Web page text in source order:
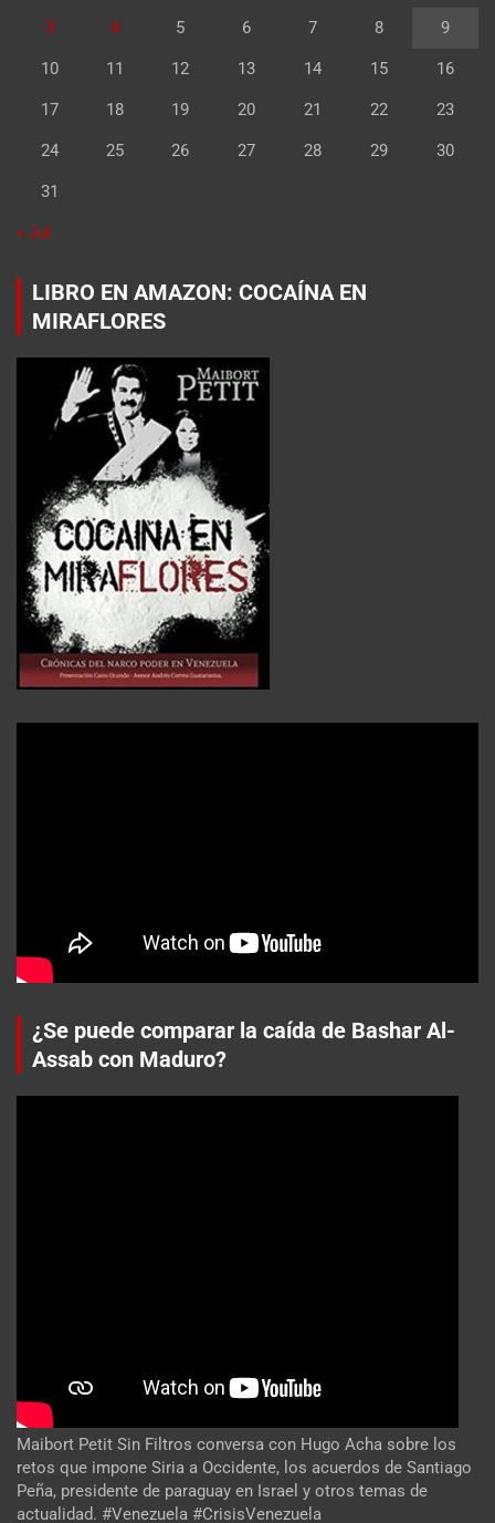
3 4 5 6 7 8 9
10 11 12 13 14 15 16
17 18 19 20 21 22 23
24 25 26 27 28 29 30
31
« Jul
LIBRO EN AMAZON: COCAÍNA EN
MIRAFLORES
¿Se puede comparar la caída de Bashar Al-
Assab con Maduro?
Maibort Petit Sin Filtros conversa con Hugo Acha sobre los
retos que impone Siria a Occidente, los acuerdos de Santiago
Peña, presidente de paraguay en Israel y otros temas de
actualidad. #Venezuela #CrisisVenezuela